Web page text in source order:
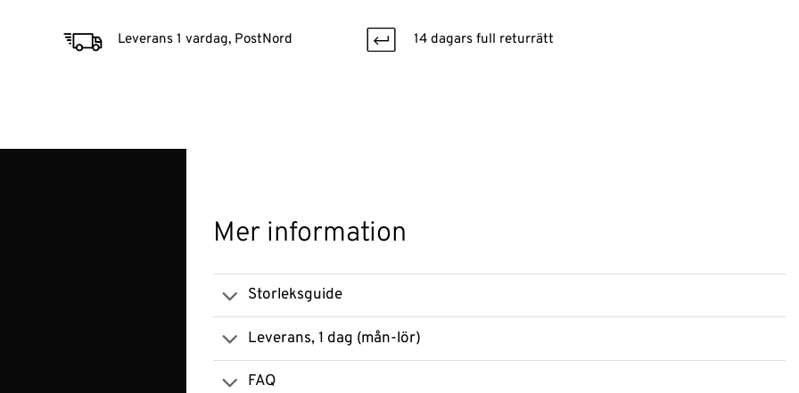
Leverans 1 vardag, PostNord 14 dagars full returrätt
Mer information
Storleksguide
Leverans, 1 dag (mån-lör)
FAQ